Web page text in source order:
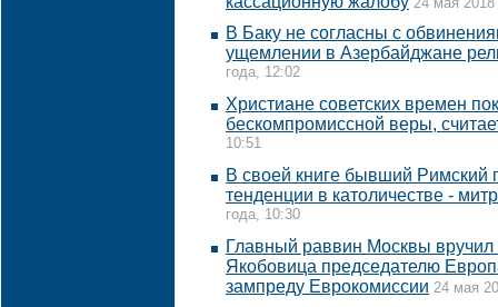
В Баку не согласны с
ущемлении в Азербайджане
года, 12:02
Христиане советских времен
бескомпромиссной веры,
10:51
В своей книге бывший Римский
тенденции в католичестве -
года, 10:30
Главный раввин Москвы
Якобовица председателю
зампреду Еврокомиссии 24 мая